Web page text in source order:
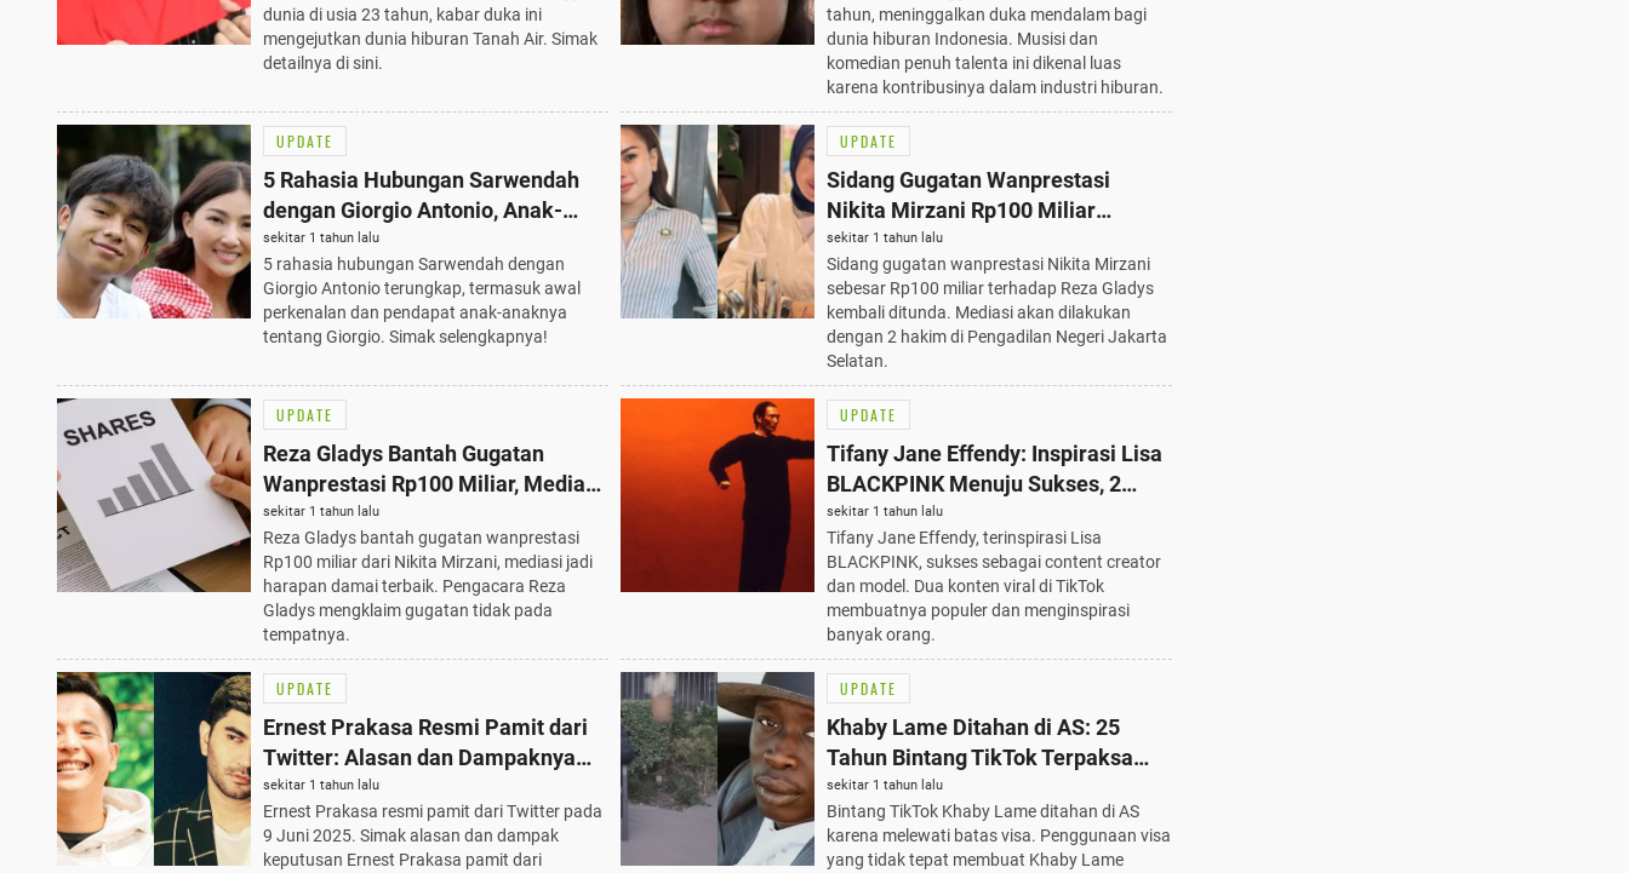
dunia di usia 23 tahun, kabar duka ini
mengejutkan dunia hiburan Tanah Air. Simak
detailnya di sini.
tahun, meninggalkan duka mendalam bagi
dunia hiburan Indonesia. Musisi dan
komedian penuh talenta ini dikenal luas
karena kontribusinya dalam industri hiburan.
UPDATE
5 Rahasia Hubungan Sarwendah
dengan Giorgio Antonio, Anak-
Anak Sudah Kenal
sekitar 1 tahun lalu
5 rahasia hubungan Sarwendah dengan
Giorgio Antonio terungkap, termasuk awal
perkenalan dan pendapat anak-anaknya
tentang Giorgio. Simak selengkapnya!
UPDATE
Sidang Gugatan Wanprestasi
Nikita Mirzani Rp100 Miliar
Ditunda, Mediasi dengan 2 Hakim
Terbaru 2025
sekitar 1 tahun lalu
Sidang gugatan wanprestasi Nikita Mirzani
sebesar Rp100 miliar terhadap Reza Gladys
kembali ditunda. Mediasi akan dilakukan
dengan 2 hakim di Pengadilan Negeri Jakarta
Selatan.
UPDATE
Reza Gladys Bantah Gugatan
Wanprestasi Rp100 Miliar, Mediasi
Jadi Harapan Damai Terbaik
sekitar 1 tahun lalu
Reza Gladys bantah gugatan wanprestasi
Rp100 miliar dari Nikita Mirzani, mediasi jadi
harapan damai terbaik. Pengacara Reza
Gladys mengklaim gugatan tidak pada
tempatnya.
UPDATE
Tifany Jane Effendy: Inspirasi Lisa
BLACKPINK Menuju Sukses, 2
Konten Viral yang Membuatnya
Populer
sekitar 1 tahun lalu
Tifany Jane Effendy, terinspirasi Lisa
BLACKPINK, sukses sebagai content creator
dan model. Dua konten viral di TikTok
membuatnya populer dan menginspirasi
banyak orang.
UPDATE
Ernest Prakasa Resmi Pamit dari
Twitter: Alasan dan Dampaknya
pada 9 Juni 2025
sekitar 1 tahun lalu
Ernest Prakasa resmi pamit dari Twitter pada
9 Juni 2025. Simak alasan dan dampak
keputusan Ernest Prakasa pamit dari
UPDATE
Khaby Lame Ditahan di AS: 25
Tahun Bintang TikTok Terpaksa
Hengkang Setelah Melewati Batas
Visa
sekitar 1 tahun lalu
Bintang TikTok Khaby Lame ditahan di AS
karena melewati batas visa. Penggunaan visa
yang tidak tepat membuat Khaby Lame